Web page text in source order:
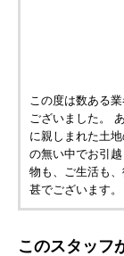
この度は数ある
ございました。
に親しまれた土
の無い中でお引
物も、ご生活も
甚でございます
このスタッフ